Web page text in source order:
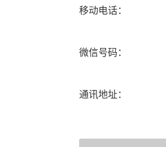
移动电话：
微信号码：
通讯地址：